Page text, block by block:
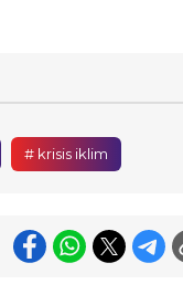
# krisis iklim